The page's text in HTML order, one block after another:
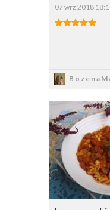
07 wrz 2018